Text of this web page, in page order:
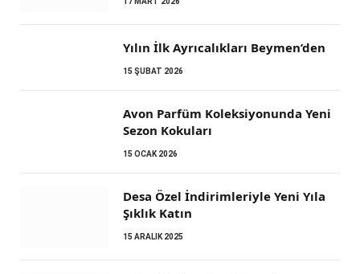
Yılın İlk Ayrıcalıkları Beymen’den
15 ŞUBAT 2026
Avon Parfüm Koleksiyonunda Yeni
Sezon Kokuları
15 OCAK 2026
Desa Özel İndirimleriyle Yeni Yıla
Şıklık Katın
15 ARALIK 2025